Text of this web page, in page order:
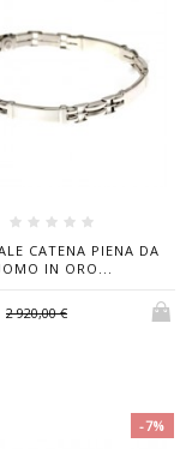
CATENA PIENA DA
IN ORO...
2 920,00 €
-7%